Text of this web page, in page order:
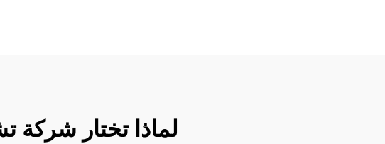
لماذا تختار شركة